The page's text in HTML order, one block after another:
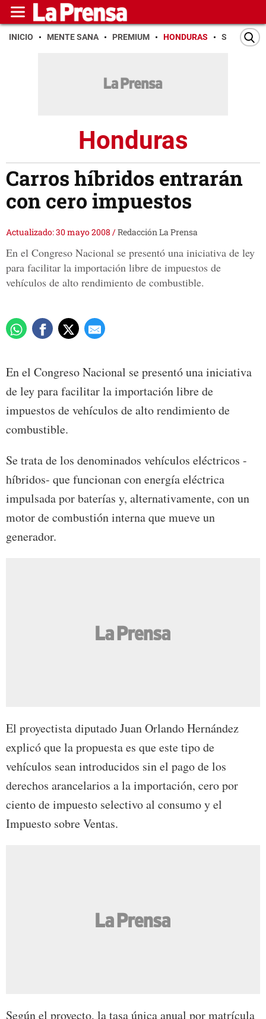
INICIO MENTE SANA PREMIUM HONDURAS SAN PEDRO
Honduras
Carros híbridos entrarán
con cero impuestos
Actualizado: 30 mayo 2008 /Redacción La Prensa
En el Congreso Nacional se presentó una iniciativa de ley
para facilitar la importación libre de impuestos de
vehículos de alto rendimiento de combustible.
En el Congreso Nacional se presentó una iniciativa
de ley para facilitar la importación libre de
impuestos de vehículos de alto rendimiento de
combustible.
Se trata de los denominados vehículos eléctricos -
híbridos- que funcionan con energía eléctrica
impulsada por baterías y, alternativamente, con un
motor de combustión interna que mueve un
generador.
El proyectista diputado Juan Orlando Hernández
explicó que la propuesta es que este tipo de
vehículos sean introducidos sin el pago de los
derechos arancelarios a la importación, cero por
ciento de impuesto selectivo al consumo y el
Impuesto sobre Ventas.
Según el proyecto, la tasa única anual por matrícula